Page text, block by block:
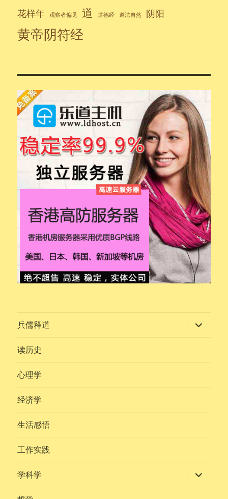
花样年 观察者偏见 道 道德经 道法自然 阴阳
黄帝阴符经
兵儒释道 展
开
子
读历史
心理学
经济学
生活感悟
工作实践
学科学 展
开
子